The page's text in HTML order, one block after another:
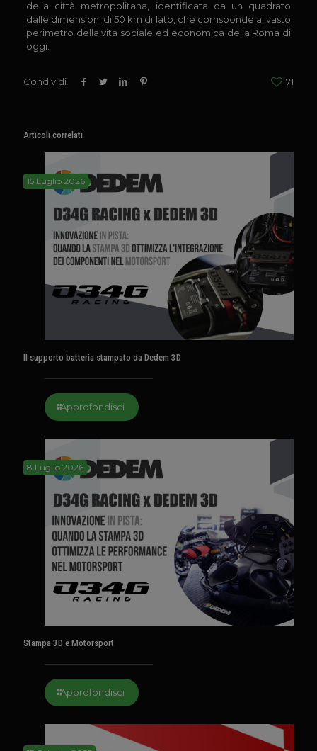
della città metropolitana, identificata da un quadrato
dalle dimensioni di 50 km di lato, che corrisponde al vasto
perimetro della vita sociale ed economica della Roma di
oggi.
Condividi 71
Articoli correlati
15 Luglio 2026
Il supporto batteria stampato da Dedem 3D
Approfondisci
8 Luglio 2026
Stampa 3D e Motorsport
Approfondisci